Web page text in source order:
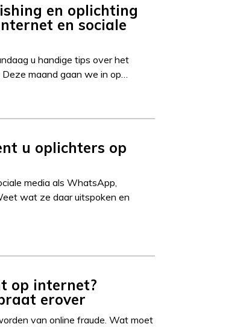
en oplichting
en sociale
u handige tips over het
maand gaan we in op…
u oplichters op
media als WhatsApp,
wat ze daar uitspoken en
op internet?
erover
van online fraude. Wat moet